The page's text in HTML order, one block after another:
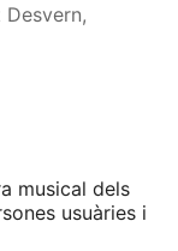
musical dels
usuàries i